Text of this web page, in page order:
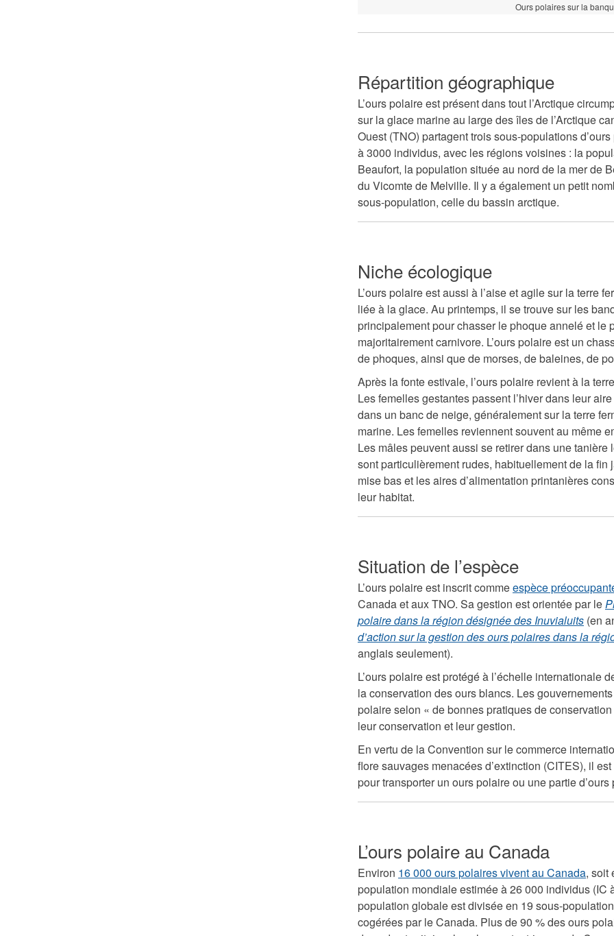
Ours polaires sur la
Répartition géographique
L’ours polaire est présent dans tout l’Arctique
sur la glace marine au large des îles de l’Arctique
Ouest (TNO) partagent trois sous-populations
à 3000 individus, avec les régions voisines : la
Beaufort, la population située au nord de la mer de
du Vicomte de Melville. Il y a également un petit
sous-population, celle du bassin arctique.
Niche écologique
L’ours polaire est aussi à l’aise et agile sur la terre
liée à la glace. Au printemps, il se trouve sur les
principalement pour chasser le phoque annelé et le
majoritairement carnivore. L’ours polaire est un
de phoques, ainsi que de morses, de baleines, de
Après la fonte estivale, l’ours polaire revient à la
Les femelles gestantes passent l’hiver dans leur
dans un banc de neige, généralement sur la terre
marine. Les femelles reviennent souvent au même
Les mâles peuvent aussi se retirer dans une
sont particulièrement rudes, habituellement de la fin
mise bas et les aires d’alimentation printanières
leur habitat.
Situation de l’espèce
L’ours polaire est inscrit commeespèce
Canada et aux TNO. Sa gestion est orientée par le
polaire dans la région désignée des Inuvialuits(en
d’action sur la gestion des ours polaires dans la
anglais seulement).
L’ours polaire est protégé à l’échelle internationale
la conservation des ours blancs. Les
polaire selon « de bonnes pratiques de
leur conservation et leur gestion.
En vertu de la Convention sur le commerce
flore sauvages menacées d’extinction (CITES), il
pour transporter un ours polaire ou une partie d’ours
L’ours polaire au Canada
Environ 16 000 ours polaires vivent au Canada, soit
population mondiale estimée à 26 000 individus (IC
population globale est divisée en 19 sous-
cogérées par le Canada. Plus de 90 % des ours